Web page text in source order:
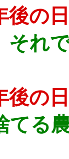
後の
それ
後の
てる